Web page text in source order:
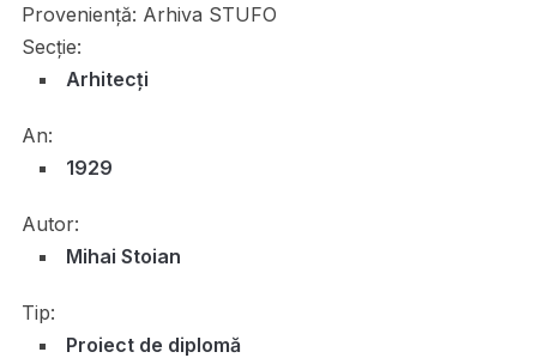
Proveniență: Arhiva STUFO
Secție:
Arhitecți
An:
1929
Autor:
Mihai Stoian
Tip:
Proiect de diplomă